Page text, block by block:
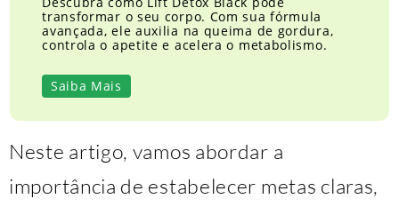
transformar o seu corpo. Com sua fórmula
avançada, ele auxilia na queima de gordura,
controla o apetite e acelera o metabolismo.
Saiba Mais
Neste artigo, vamos abordar a
importância de estabelecer metas claras,